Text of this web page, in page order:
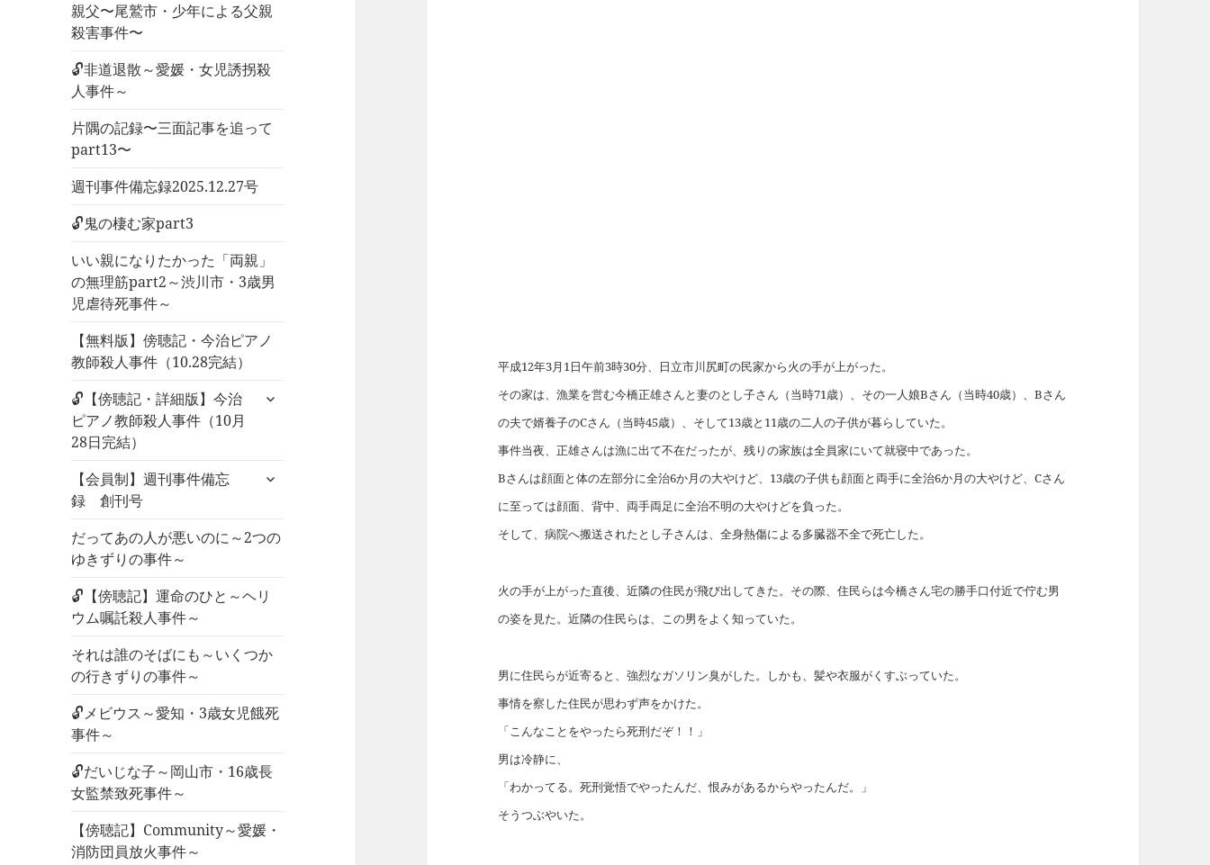
親父〜尾鷲市・少年による父親
殺害事件〜
🔓非道退散～愛媛・女児誘拐殺
人事件～
片隅の記録〜三面記事を追って
part13〜
週刊事件備忘録2025.12.27号
🔓鬼の棲む家part3
いい親になりたかった「両親」
の無理筋part2～渋川市・3歳男
児虐待死事件～
【無料版】傍聴記・今治ピアノ
教師殺人事件（10.28完結）
🔓【傍聴記・詳細版】今治
ピアノ教師殺人事件（10月
28日完結）
サ
ュ
展
【会員制】週刊事件備忘
録 創刊号
サ
ニ
を
だってあの人が悪いのに～2つの
ゆきずりの事件～
🔓【傍聴記】運命のひと～ヘリ
ウム嘱託殺人事件～
それは誰のそばにも～いくつか
の行きずりの事件～
🔓メビウス～愛知・3歳女児餓死
事件～
🔓だいじな子～岡山市・16歳長
女監禁致死事件～
【傍聴記】Community～愛媛・
消防団員放火事件～
平成12年3月1日午前3時30分、日立市川尻町の民家から火の手が上がった。
その家は、漁業を営む今橋正雄さんと妻のとし子さん（当時71歳）、その一人娘Bさん（当時40歳）、Bさん
の夫で婿養子のCさん（当時45歳）、そして13歳と11歳の二人の子供が暮らしていた。
事件当夜、正雄さんは漁に出て不在だったが、残りの家族は全員家にいて就寝中であった。
Bさんは顔面と体の左部分に全治6か月の大やけど、13歳の子供も顔面と両手に全治6か月の大やけど、Cさん
に至っては顔面、背中、両手両足に全治不明の大やけどを負った。
そして、病院へ搬送されたとし子さんは、全身熱傷による多臓器不全で死亡した。
火の手が上がった直後、近隣の住民が飛び出してきた。その際、住民らは今橋さん宅の勝手口付近で佇む男
の姿を見た。近隣の住民らは、この男をよく知っていた。
男に住民らが近寄ると、強烈なガソリン臭がした。しかも、髪や衣服がくすぶっていた。
事情を察した住民が思わず声をかけた。
「こんなことをやったら死刑だぞ！！」
男は冷静に、
「わかってる。死刑覚悟でやったんだ、恨みがあるからやったんだ。」
そうつぶやいた。